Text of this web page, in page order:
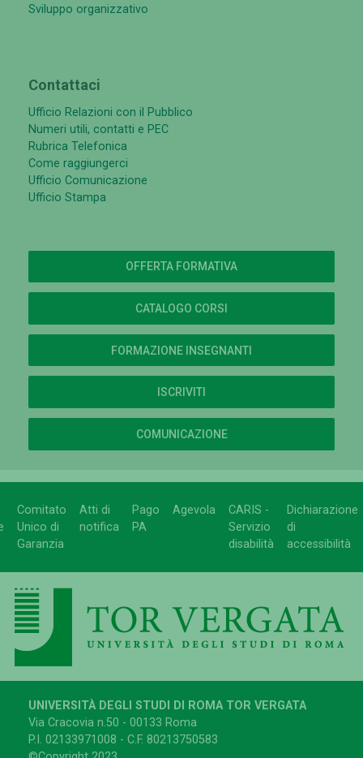
Sviluppo organizzativo
Contattaci
Ufficio Relazioni con il Pubblico
Numeri utili, contatti e PEC
Rubrica Telefonica
Come raggiungerci
Ufficio Comunicazione
Ufficio Stampa
OFFERTA FORMATIVA
CATALOGO CORSI
FORMAZIONE INSEGNANTI
ISCRIVITI
COMUNICAZIONE
Comitato
Unico di
Garanzia
Atti di
notifica
Pago
PA
Agevola
CARIS -
Servizio
disabilità
Dichiarazione
di
accessibilità
UNIVERSITÀ DEGLI STUDI DI ROMA TOR VERGATA
Via Cracovia n.50 - 00133 Roma
P.I. 02133971008 - C.F. 80213750583